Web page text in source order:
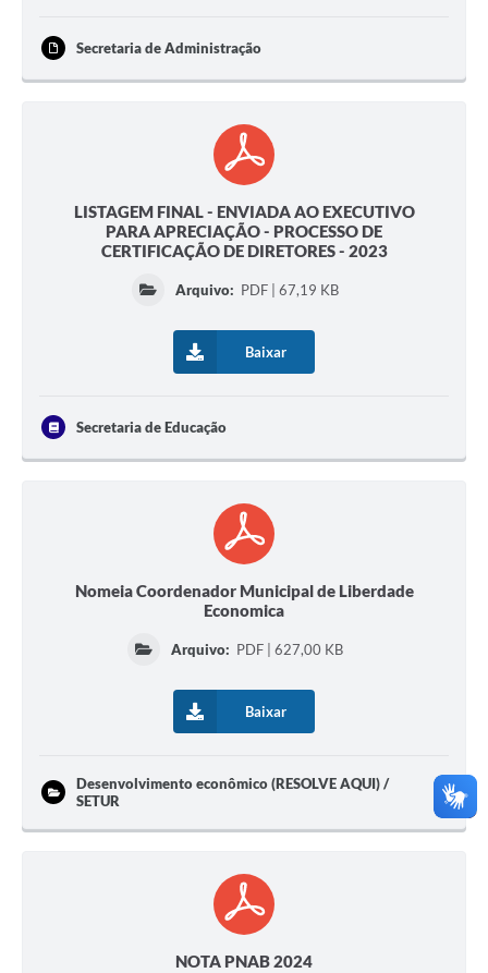
Secretaria de Administração
LISTAGEM FINAL - ENVIADA AO EXECUTIVO
PARA APRECIAÇÃO - PROCESSO DE
CERTIFICAÇÃO DE DIRETORES - 2023
Arquivo: PDF | 67,19 KB
Baixar
Secretaria de Educação
Nomeia Coordenador Municipal de Liberdade
Economica
Arquivo: PDF | 627,00 KB
Baixar
Desenvolvimento econômico (RESOLVE AQUI) /
SETUR
NOTA PNAB 2024